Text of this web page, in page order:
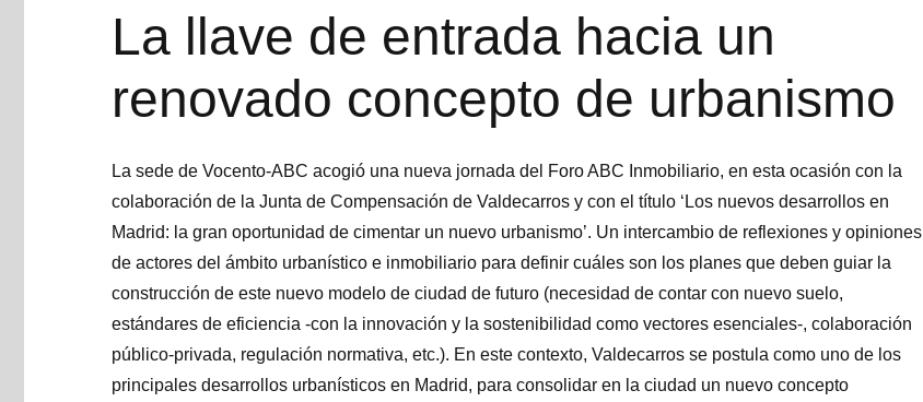
La llave de entrada hacia un
renovado concepto de urbanismo
La sede de Vocento-ABC acogió una nueva jornada del Foro ABC Inmobiliario, en esta ocasión con la
colaboración de la Junta de Compensación de Valdecarros y con el título ‘Los nuevos desarrollos en
Madrid: la gran oportunidad de cimentar un nuevo urbanismo’. Un intercambio de reflexiones y opiniones
de actores del ámbito urbanístico e inmobiliario para definir cuáles son los planes que deben guiar la
construcción de este nuevo modelo de ciudad de futuro (necesidad de contar con nuevo suelo,
estándares de eficiencia -con la innovación y la sostenibilidad como vectores esenciales-, colaboración
público-privada, regulación normativa, etc.). En este contexto, Valdecarros se postula como uno de los
principales desarrollos urbanísticos en Madrid, para consolidar en la ciudad un nuevo concepto